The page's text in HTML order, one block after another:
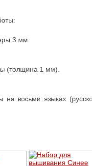
3 мм.
(толщина 1 мм).
восьми языках